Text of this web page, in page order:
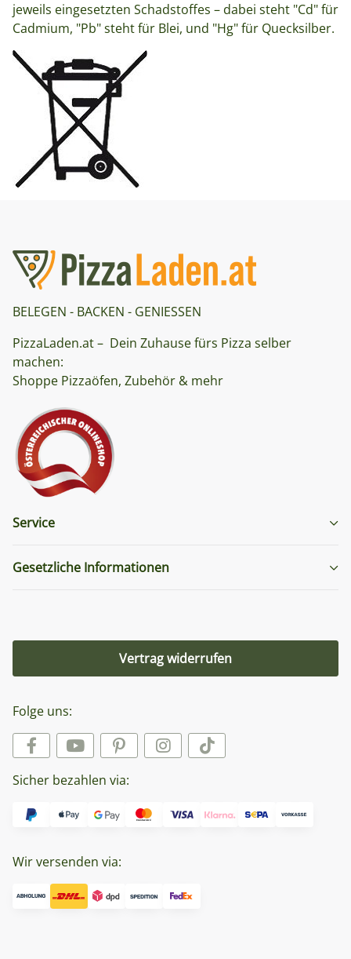
jeweils eingesetzten Schadstoffes – dabei steht "Cd" für
Cadmium, "Pb" steht für Blei, und "Hg" für Quecksilber.
BELEGEN - BACKEN - GENIESSEN
PizzaLaden.at – Dein Zuhause fürs Pizza selber
machen:
Shoppe Pizzaöfen, Zubehör & mehr
Service
Gesetzliche Informationen
Vertrag widerrufen
Folge uns:
Sicher bezahlen via:
Wir versenden via: